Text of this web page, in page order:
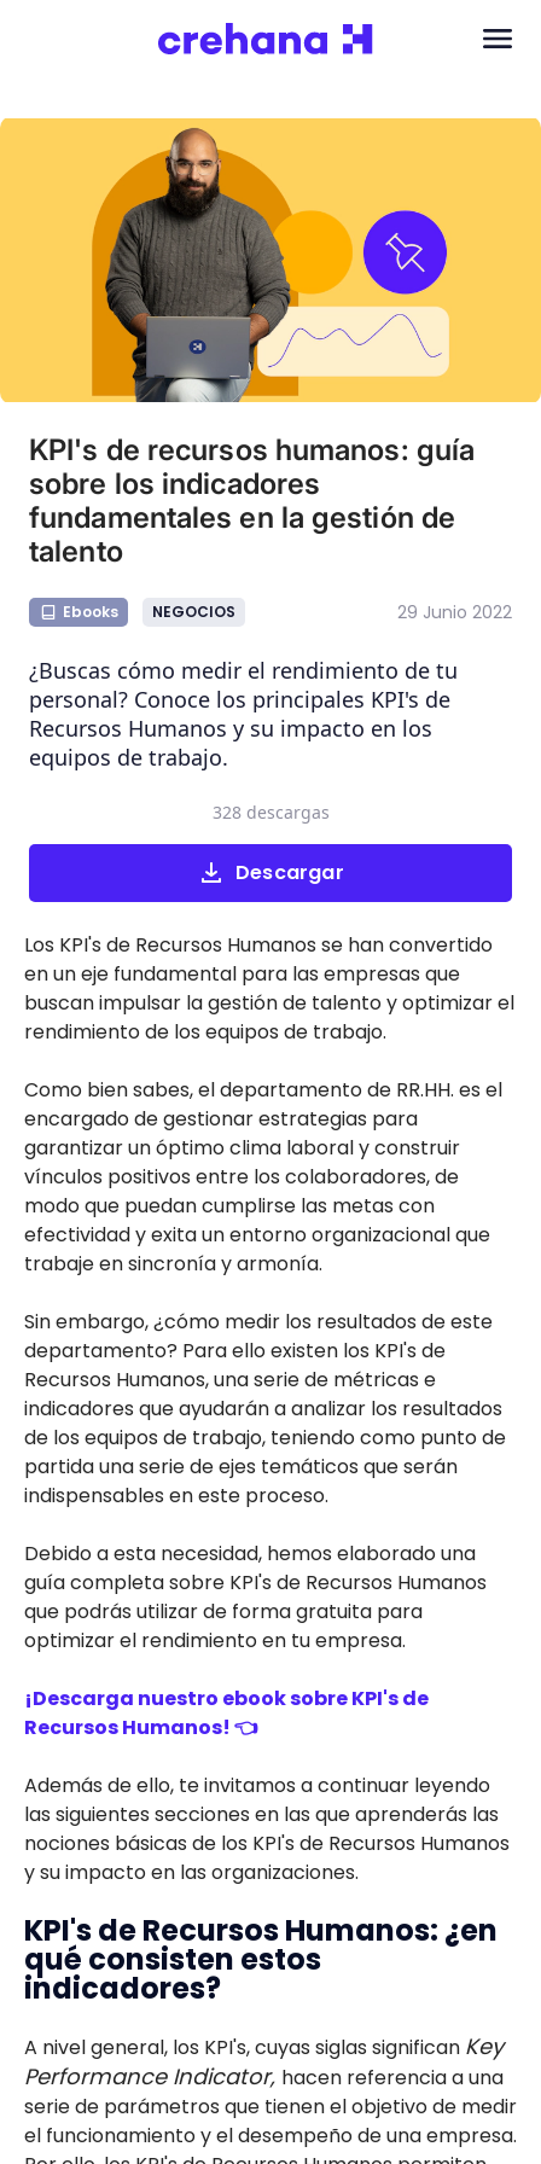
KPI's de recursos humanos: guía
sobre los indicadores
fundamentales en la gestión de
talento
Ebooks NEGOCIOS 29 Junio 2022
¿Buscas cómo medir el rendimiento de tu
personal? Conoce los principales KPI's de
Recursos Humanos y su impacto en los
equipos de trabajo.
Descargar
328 descargas
Los KPI's de Recursos Humanos se han convertido
en un eje fundamental para las empresas que
buscan impulsar la gestión de talento y optimizar el
rendimiento de los equipos de trabajo.
Como bien sabes, el departamento de RR.HH. es el
encargado de gestionar estrategias para
garantizar un óptimo clima laboral y construir
vínculos positivos entre los colaboradores, de
modo que puedan cumplirse las metas con
efectividad y exita un entorno organizacional que
trabaje en sincronía y armonía.
Sin embargo, ¿cómo medir los resultados de este
departamento? Para ello existen los KPI's de
Recursos Humanos, una serie de métricas e
indicadores que ayudarán a analizar los resultados
de los equipos de trabajo, teniendo como punto de
partida una serie de ejes temáticos que serán
indispensables en este proceso.
Debido a esta necesidad, hemos elaborado una
guía completa sobre KPI's de Recursos Humanos
que podrás utilizar de forma gratuita para
optimizar el rendimiento en tu empresa.
¡Descarga nuestro ebook sobre KPI's de
Recursos Humanos! 👈
Además de ello, te invitamos a continuar leyendo
las siguientes secciones en las que aprenderás las
nociones básicas de los KPI's de Recursos Humanos
y su impacto en las organizaciones.
KPI's de Recursos Humanos: ¿en
qué consisten estos
indicadores?
A nivel general, los KPI's, cuyas siglas significan Key
Performance Indicator, hacen referencia a una
serie de parámetros que tienen el objetivo de medir
el funcionamiento y el desempeño de una empresa.